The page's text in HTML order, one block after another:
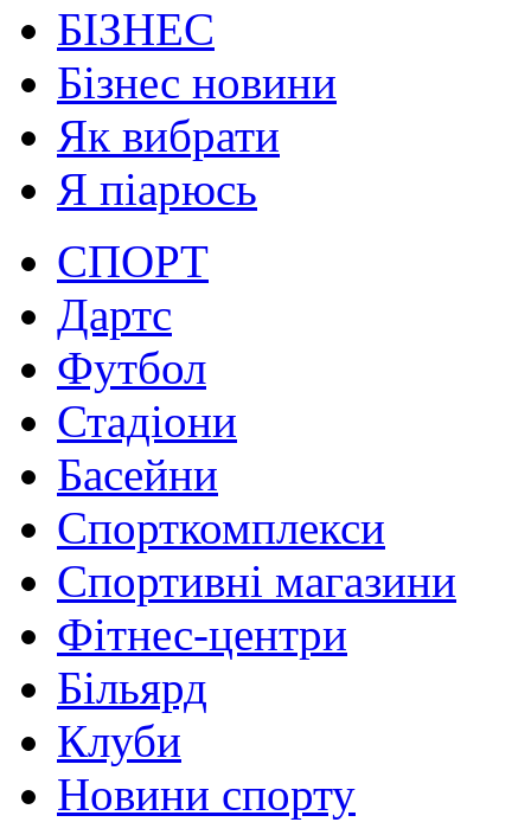
БІЗНЕС
Бізнес новини
Як вибрати
Я піарюсь
СПОРТ
Дартс
Футбол
Стадіони
Басейни
Спорткомплекси
Спортивні магазини
Фітнес-центри
Більярд
Клуби
Новини спорту